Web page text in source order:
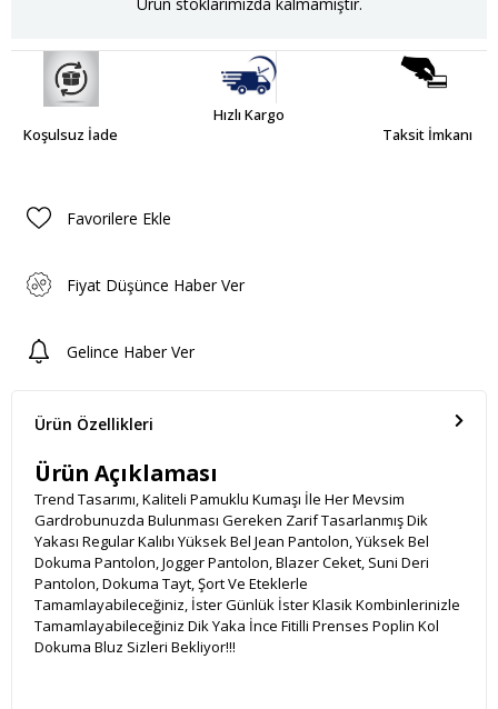
Ürün stoklarımızda kalmamıştır.
Koşulsuz İade
Hızlı Kargo
Taksit İmkanı
Favorilere Ekle
Fiyat Düşünce Haber Ver
Gelince Haber Ver
Ürün Özellikleri
Ürün Açıklaması
Trend Tasarımı, Kaliteli Pamuklu Kumaşı İle Her Mevsim
Gardrobunuzda Bulunması Gereken Zarif Tasarlanmış Dik
Yakası Regular Kalıbı Yüksek Bel Jean Pantolon, Yüksek Bel
Dokuma Pantolon, Jogger Pantolon, Blazer Ceket, Suni Deri
Pantolon, Dokuma Tayt, Şort Ve Eteklerle
Tamamlayabileceğiniz, İster Günlük İster Klasik Kombinlerinizle
Tamamlayabileceğiniz Dik Yaka İnce Fitilli Prenses Poplin Kol
Dokuma Bluz Sizleri Bekliyor!!!